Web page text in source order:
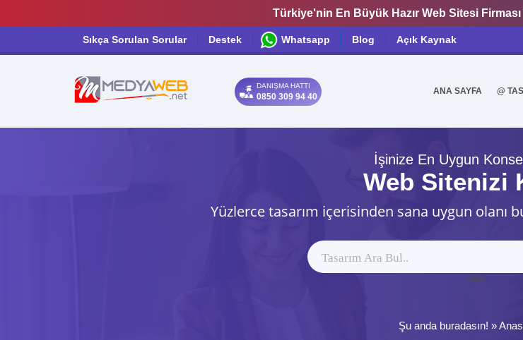
Türkiye'nin En Büyük Hazır Web Sitesi
Sıkça Sorulan Sorular Destek Whatsapp Blog Açık Kaynak
DANIŞMA HATTI
0850 309 94 40
ANA SAYFA @
İşinize En Uygun
Web Sitenizi
Yüzlerce tasarım içerisinden sana uygun olanı
ytag
Şu anda buradasın! »